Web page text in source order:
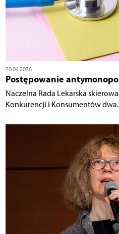
20.04.2026
Postępowanie
Naczelna Rada Lekarska
Konkurencji i Konsumentów